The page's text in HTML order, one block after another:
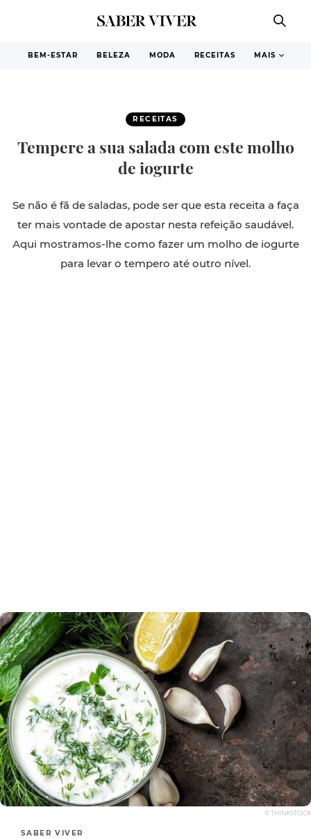
BEM-ESTAR BELEZA MODA RECEITAS MAIS
RECEITAS
Tempere a sua salada com este molho
de iogurte
Se não é fã de saladas, pode ser que esta receita a faça
ter mais vontade de apostar nesta refeição saudável.
Aqui mostramos-lhe como fazer um molho de iogurte
para levar o tempero até outro nível.
© THINKSTOCK
SABER VIVER